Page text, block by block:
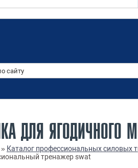
ДЛЯ ЯГОДИЧНОГО
» Каталог профессиональных силовых
тренажер swat